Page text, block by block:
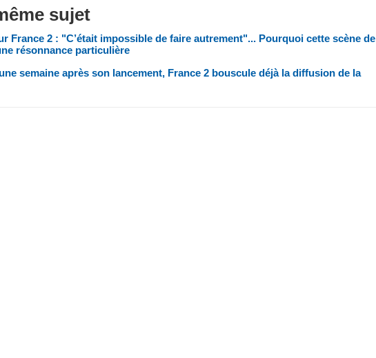
sujet
France 2 : "C’était impossible de faire autrement"... Pourquoi cette scène de
résonnance particulière
semaine après son lancement, France 2 bouscule déjà la diffusion de la